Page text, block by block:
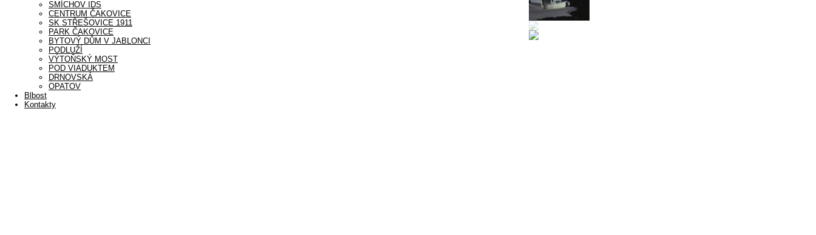
SMÍCHOV IDS
CENTRUM ČAKOVICE
SK STŘEŠOVICE 1911
PARK ČAKOVICE
BYTOVÝ DŮM V JABLONCI
PODLUŽÍ
VÝTOŇSKÝ MOST
POD VIADUKTEM
DRNOVSKÁ
OPATOV
Blbost
Kontakty